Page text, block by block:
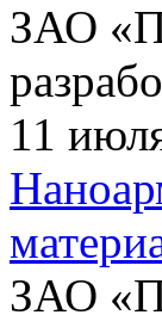
ЗАО
11
ЗАО